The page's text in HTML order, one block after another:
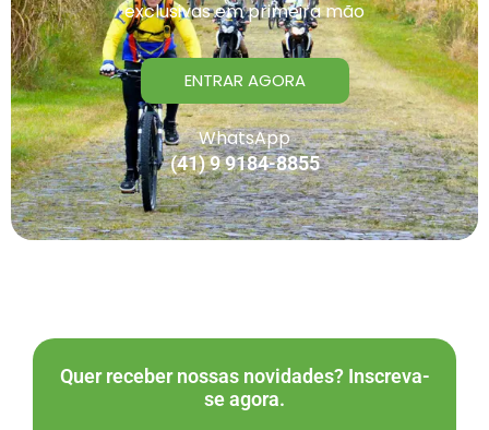
exclusivas em primeira mão
ENTRAR AGORA
WhatsApp
(41) 9 9184-8855
Quer receber nossas novidades? Inscreva-
se agora.